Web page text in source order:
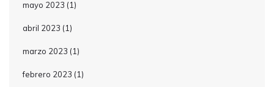
mayo 2023 (1)
abril 2023 (1)
marzo 2023 (1)
febrero 2023 (1)